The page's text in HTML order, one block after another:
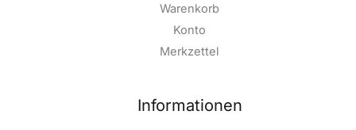
Warenkorb
Konto
Merkzettel
Informationen